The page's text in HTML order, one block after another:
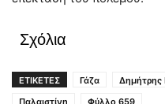
Σχόλια
ΕΤΙΚΕΤΕΣ Γάζα Δημήτρης
Παλαιστίνη
Φύλλο 659